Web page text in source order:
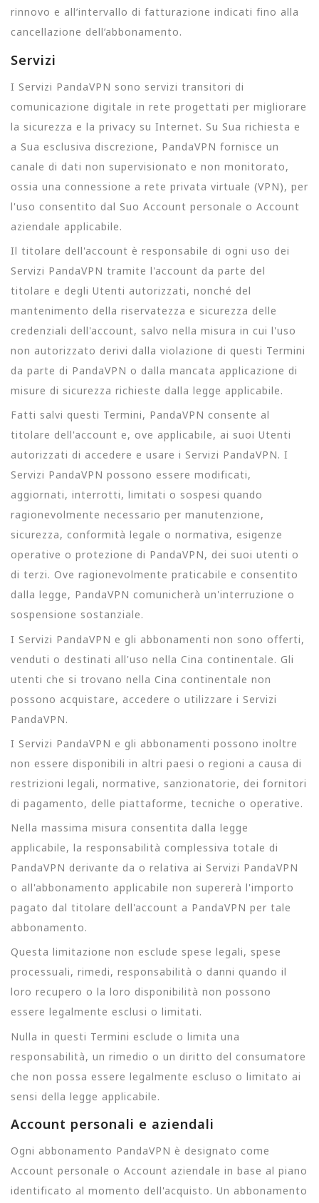
rinnovo e all’intervallo di fatturazione indicati fino alla
cancellazione dell’abbonamento.
Servizi
I Servizi PandaVPN sono servizi transitori di
comunicazione digitale in rete progettati per migliorare
la sicurezza e la privacy su Internet. Su Sua richiesta e
a Sua esclusiva discrezione, PandaVPN fornisce un
canale di dati non supervisionato e non monitorato,
ossia una connessione a rete privata virtuale (VPN), per
l'uso consentito dal Suo Account personale o Account
aziendale applicabile.
Il titolare dell'account è responsabile di ogni uso dei
Servizi PandaVPN tramite l'account da parte del
titolare e degli Utenti autorizzati, nonché del
mantenimento della riservatezza e sicurezza delle
credenziali dell'account, salvo nella misura in cui l'uso
non autorizzato derivi dalla violazione di questi Termini
da parte di PandaVPN o dalla mancata applicazione di
misure di sicurezza richieste dalla legge applicabile.
Fatti salvi questi Termini, PandaVPN consente al
titolare dell'account e, ove applicabile, ai suoi Utenti
autorizzati di accedere e usare i Servizi PandaVPN. I
Servizi PandaVPN possono essere modificati,
aggiornati, interrotti, limitati o sospesi quando
ragionevolmente necessario per manutenzione,
sicurezza, conformità legale o normativa, esigenze
operative o protezione di PandaVPN, dei suoi utenti o
di terzi. Ove ragionevolmente praticabile e consentito
dalla legge, PandaVPN comunicherà un'interruzione o
sospensione sostanziale.
I Servizi PandaVPN e gli abbonamenti non sono offerti,
venduti o destinati all'uso nella Cina continentale. Gli
utenti che si trovano nella Cina continentale non
possono acquistare, accedere o utilizzare i Servizi
PandaVPN.
I Servizi PandaVPN e gli abbonamenti possono inoltre
non essere disponibili in altri paesi o regioni a causa di
restrizioni legali, normative, sanzionatorie, dei fornitori
di pagamento, delle piattaforme, tecniche o operative.
Nella massima misura consentita dalla legge
applicabile, la responsabilità complessiva totale di
PandaVPN derivante da o relativa ai Servizi PandaVPN
o all'abbonamento applicabile non supererà l'importo
pagato dal titolare dell'account a PandaVPN per tale
abbonamento.
Questa limitazione non esclude spese legali, spese
processuali, rimedi, responsabilità o danni quando il
loro recupero o la loro disponibilità non possono
essere legalmente esclusi o limitati.
Nulla in questi Termini esclude o limita una
responsabilità, un rimedio o un diritto del consumatore
che non possa essere legalmente escluso o limitato ai
sensi della legge applicabile.
Account personali e aziendali
Ogni abbonamento PandaVPN è designato come
Account personale o Account aziendale in base al piano
identificato al momento dell'acquisto. Un abbonamento